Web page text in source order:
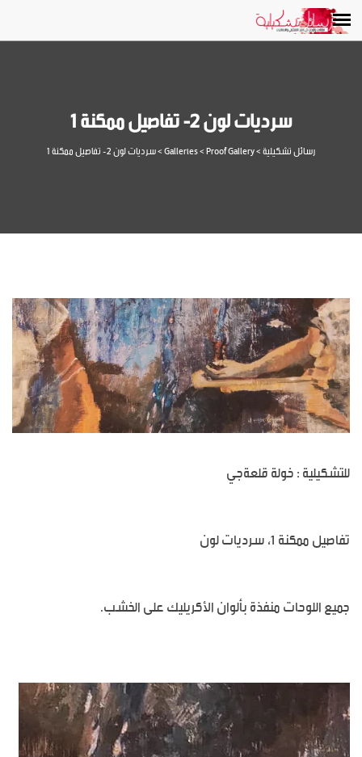
سرديات لون 2- تفاصيل ممكنة 1
رسائل تشكيلية>
Proof Gallery
>
Galleries
>سرديات لون 2- تفاصيل ممكنة 1
للتشكيلية : خولة قلعةجي
تفاصيل ممكنة 1، سرديات لون
جميع اللوحات منفذة بألوان الأكريليك على الخشب.